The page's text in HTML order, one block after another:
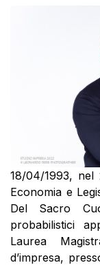
18/04/1993, nel
Economia e
Del Sacro
probabilistici
Laurea
d’impresa,